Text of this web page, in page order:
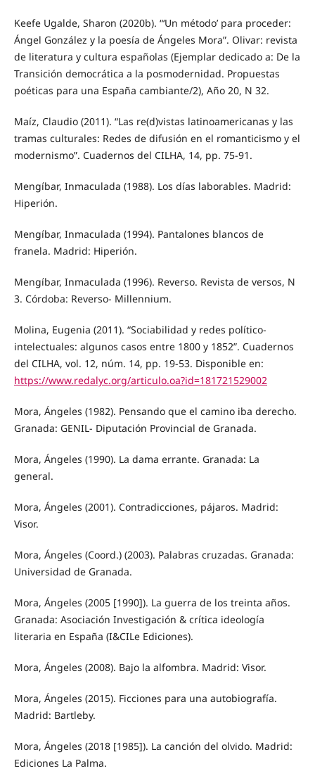
Keefe Ugalde, Sharon (2020b). “‘Un método’ para proceder:
Ángel González y la poesía de Ángeles Mora”. Olivar: revista
de literatura y cultura españolas (Ejemplar dedicado a: De la
Transición democrática a la posmodernidad. Propuestas
poéticas para una España cambiante/2), Año 20, N 32.
Maíz, Claudio (2011). “Las re(d)vistas latinoamericanas y las
tramas culturales: Redes de difusión en el romanticismo y el
modernismo”. Cuadernos del CILHA, 14, pp. 75-91.
Mengíbar, Inmaculada (1988). Los días laborables. Madrid:
Hiperión.
Mengíbar, Inmaculada (1994). Pantalones blancos de
franela. Madrid: Hiperión.
Mengíbar, Inmaculada (1996). Reverso. Revista de versos, N
3. Córdoba: Reverso- Millennium.
Molina, Eugenia (2011). “Sociabilidad y redes político-
intelectuales: algunos casos entre 1800 y 1852”. Cuadernos
del CILHA, vol. 12, núm. 14, pp. 19-53. Disponible en:
https://www.redalyc.org/articulo.oa?id=181721529002
Mora, Ángeles (1982). Pensando que el camino iba derecho.
Granada: GENIL- Diputación Provincial de Granada.
Mora, Ángeles (1990). La dama errante. Granada: La
general.
Mora, Ángeles (2001). Contradicciones, pájaros. Madrid:
Visor.
Mora, Ángeles (Coord.) (2003). Palabras cruzadas. Granada:
Universidad de Granada.
Mora, Ángeles (2005 [1990]). La guerra de los treinta años.
Granada: Asociación Investigación & crítica ideología
literaria en España (I&CILe Ediciones).
Mora, Ángeles (2008). Bajo la alfombra. Madrid: Visor.
Mora, Ángeles (2015). Ficciones para una autobiografía.
Madrid: Bartleby.
Mora, Ángeles (2018 [1985]). La canción del olvido. Madrid:
Ediciones La Palma.